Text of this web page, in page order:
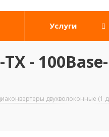
Услуги
-
двухволоконные (1